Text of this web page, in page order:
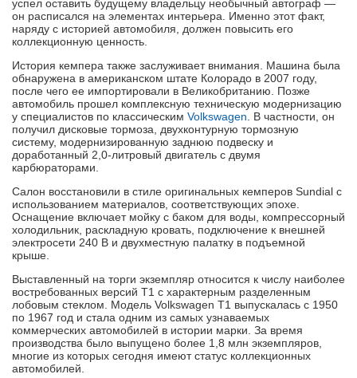
успел оставить будущему владельцу необычный автограф —
он расписался на элементах интерьера. Именно этот факт,
наряду с историей автомобиля, должен повысить его
коллекционную ценность.
История кемпера также заслуживает внимания. Машина была
обнаружена в американском штате Колорадо в 2007 году,
после чего ее импортировали в Великобританию. Позже
автомобиль прошел комплексную техническую модернизацию
у специалистов по классическим Volkswagen. В частности, он
получил дисковые тормоза, двухконтурную тормозную
систему, модернизированную заднюю подвеску и
доработанный 2,0-литровый двигатель с двумя
карбюраторами.
Салон восстановили в стиле оригинальных кемперов Sundial с
использованием материалов, соответствующих эпохе.
Оснащение включает мойку с баком для воды, компрессорный
холодильник, раскладную кровать, подключение к внешней
электросети 240 В и двухместную палатку в подъемной
крыше.
Выставленный на торги экземпляр относится к числу наиболее
востребованных версий T1 с характерным разделенным
лобовым стеклом. Модель Volkswagen T1 выпускалась с 1950
по 1967 год и стала одним из самых узнаваемых
коммерческих автомобилей в истории марки. За время
производства было выпущено более 1,8 млн экземпляров,
многие из которых сегодня имеют статус коллекционных
автомобилей.